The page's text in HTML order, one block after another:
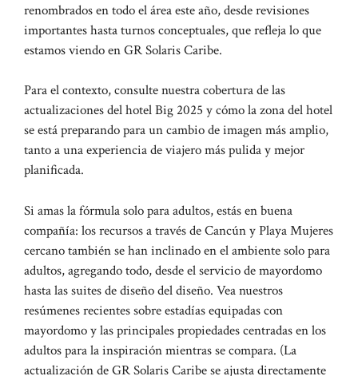
renombrados en todo el área este año, desde revisiones
importantes hasta turnos conceptuales, que refleja lo que
estamos viendo en GR Solaris Caribe.
Para el contexto, consulte nuestra cobertura de las
actualizaciones del hotel Big 2025 y cómo la zona del hotel
se está preparando para un cambio de imagen más amplio,
tanto a una experiencia de viajero más pulida y mejor
planificada.
Si amas la fórmula solo para adultos, estás en buena
compañía: los recursos a través de Cancún y Playa Mujeres
cercano también se han inclinado en el ambiente solo para
adultos, agregando todo, desde el servicio de mayordomo
hasta las suites de diseño del diseño. Vea nuestros
resúmenes recientes sobre estadías equipadas con
mayordomo y las principales propiedades centradas en los
adultos para la inspiración mientras se compara. (La
actualización de GR Solaris Caribe se ajusta directamente